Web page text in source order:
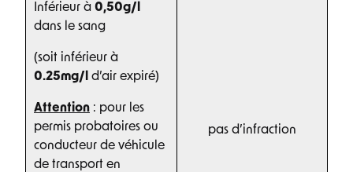
Inférieur à 0,50g/l
dans le sang
(soit inférieur à
0.25mg/l d’air expiré)
Attention : pour les
permis probatoires ou
conducteur de véhicule
de transport en
pas d’infraction